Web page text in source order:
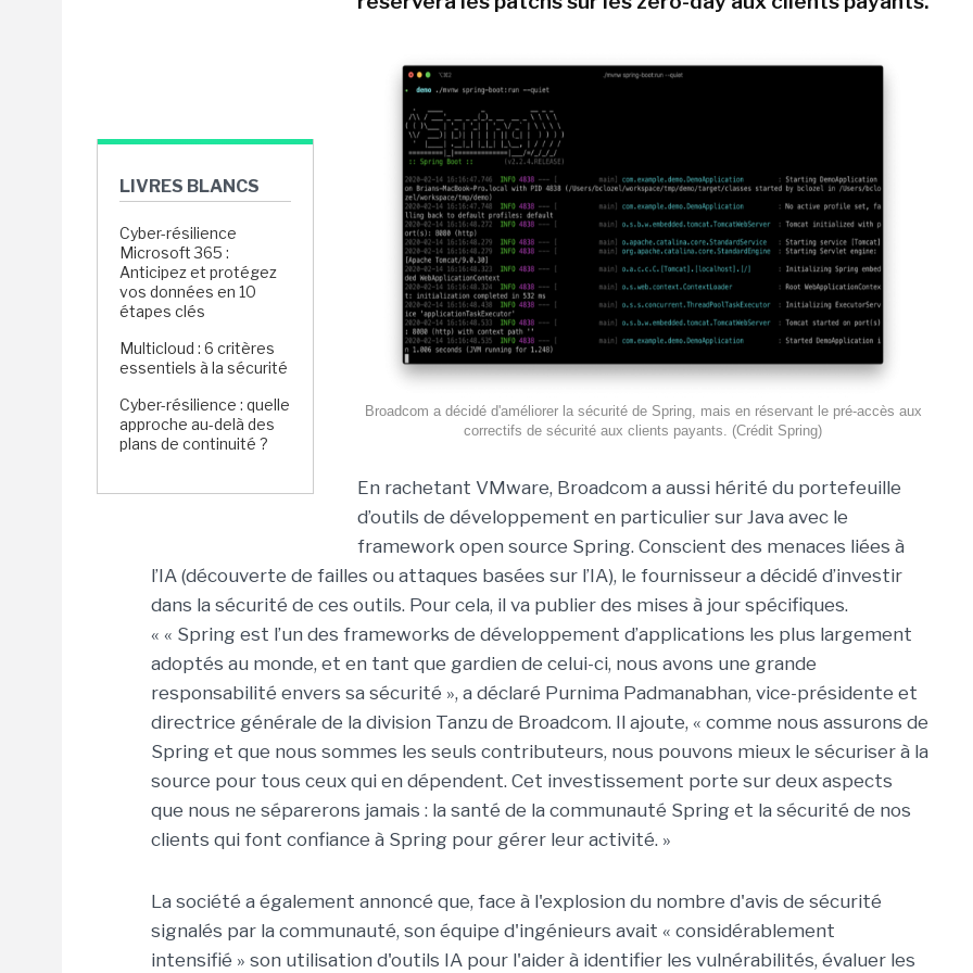
LIVRES BLANCS
Cyber-résilience
Microsoft 365 :
Anticipez et protégez
vos données en 10
étapes clés
Multicloud : 6 critères
essentiels à la sécurité
Cyber-résilience : quelle
approche au-delà des
plans de continuité ?
Broadcom a décidé d'améliorer la sécurité de Spring, mais en réservant le pré-accès aux
correctifs de sécurité aux clients payants. (Crédit Spring)
En rachetant VMware, Broadcom a aussi hérité du portefeuille
d’outils de développement en particulier sur Java avec le
framework open source Spring. Conscient des menaces liées à
l’IA (découverte de failles ou attaques basées sur l’IA), le fournisseur a décidé d’investir
dans la sécurité de ces outils. Pour cela, il va publier des mises à jour spécifiques.
« « Spring est l’un des frameworks de développement d’applications les plus largement
adoptés au monde, et en tant que gardien de celui-ci, nous avons une grande
responsabilité envers sa sécurité », a déclaré Purnima Padmanabhan, vice-présidente et
directrice générale de la division Tanzu de Broadcom. Il ajoute, « comme nous assurons de
Spring et que nous sommes les seuls contributeurs, nous pouvons mieux le sécuriser à la
source pour tous ceux qui en dépendent. Cet investissement porte sur deux aspects
que nous ne séparerons jamais : la santé de la communauté Spring et la sécurité de nos
clients qui font confiance à Spring pour gérer leur activité. »
La société a également annoncé que, face à l'explosion du nombre d'avis de sécurité
signalés par la communauté, son équipe d'ingénieurs avait « considérablement
intensifié » son utilisation d'outils IA pour l'aider à identifier les vulnérabilités, évaluer les